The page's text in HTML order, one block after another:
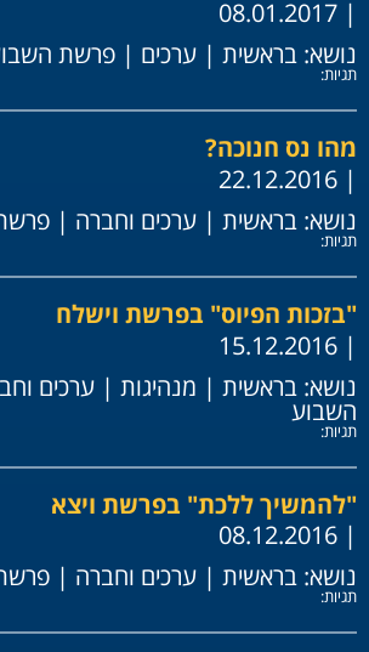
| 08.01.2017
נושא: בראשית | ערכים | פרשת
תגיות:
מהו נס חנוכה?
| 22.12.2016
נושא: בראשית | ערכים וחברה |
תגיות:
"בזכות הפיוס" בפרשת וישלח
| 15.12.2016
נושא: בראשית | מנהיגות | ערכים
השבוע
תגיות:
"להמשיך ללכת" בפרשת ויצא
| 08.12.2016
נושא: בראשית | ערכים וחברה |
תגיות: